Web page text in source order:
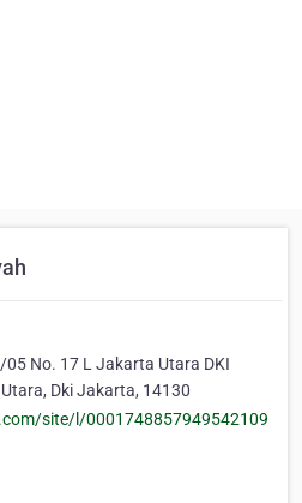
No. 17 L Jakarta Utara DKI
Dki Jakarta, 14130
site/l/0001748857949542109